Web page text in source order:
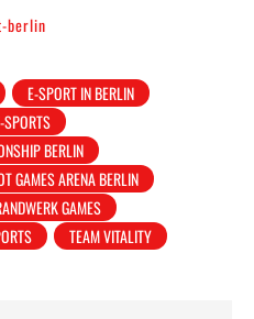
berlin
E-SPORT IN BERLIN
SPORTS
BERLIN
GAMES ARENA BERLIN
GAMES
TEAM VITALITY